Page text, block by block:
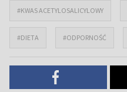
#KWAS ACETYLOSALICYLOWY
#DIETA #ODPORNOŚĆ